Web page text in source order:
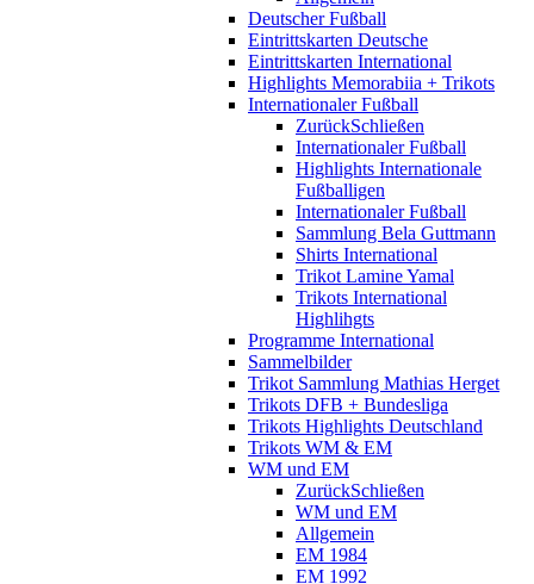
Deutscher Fußball
Eintrittskarten Deutsche
Eintrittskarten International
Highlights Memorabiia + Trikots
Internationaler Fußball
ZurückSchließen
Internationaler Fußball
Highlights Internationale
Fußballigen
Internationaler Fußball
Sammlung Bela Guttmann
Shirts International
Trikot Lamine Yamal
Trikots International
Highlihgts
Programme International
Sammelbilder
Trikot Sammlung Mathias Herget
Trikots DFB + Bundesliga
Trikots Highlights Deutschland
Trikots WM & EM
WM und EM
ZurückSchließen
WM und EM
Allgemein
EM 1984
EM 1992